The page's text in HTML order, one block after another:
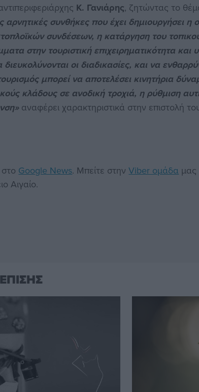
Κ. Γανιάρης, ζητώντας το
αρνητικές συνθήκες που έχει δημιουργήσει η
συνδέσεων, η κατάργηση του
στην τουριστική επιχειρηματικότητα και
οι διαδικασίες, και να
μπορεί να αποτελέσει κινητήρια
κλάδους σε ανοδική τροχιά, η ρύθμιση
αναφέρει χαρακτηριστικά στην επιστολή
Google News. Μπείτε στηνViber ομάδα μας
Αιγαίο.